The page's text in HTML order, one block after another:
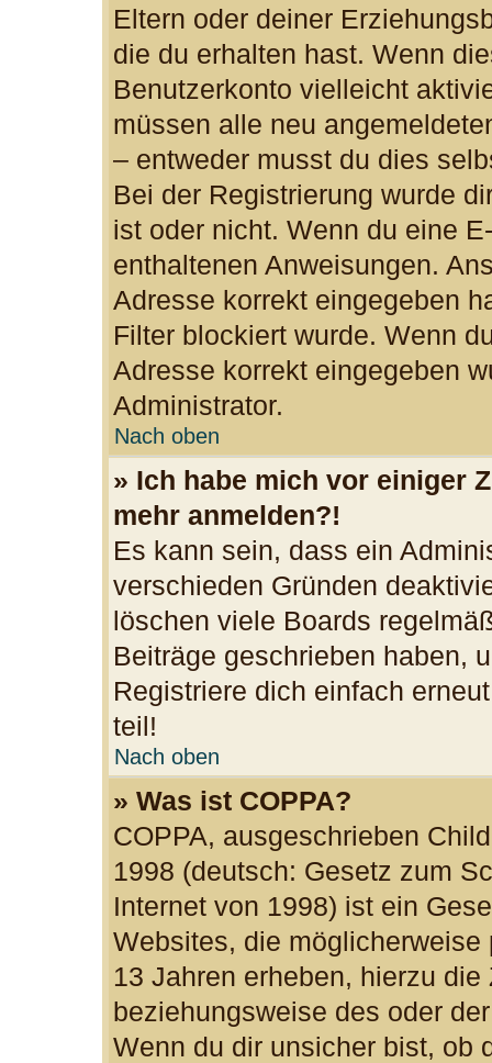
Eltern oder deiner
die du erhalten hast. Wenn
Benutzerkonto vielleicht
müssen alle neu
– entweder musst du dies
Bei der Registrierung wurde
ist oder nicht. Wenn du eine
enthaltenen Anweisungen.
Adresse korrekt eingegeben
Filter blockiert wurde. Wenn
Adresse korrekt eingegeben
Administrator.
Nach oben
» Ich habe mich vor einiger
mehr anmelden?!
Es kann sein, dass ein
verschieden Gründen
löschen viele Boards
Beiträge geschrieben haben,
Registriere dich einfach
teil!
Nach oben
» Was ist COPPA?
COPPA, ausgeschrieben
1998 (deutsch: Gesetz zum
Internet von 1998) ist ein
Websites, die
13 Jahren erheben, hierzu
beziehungsweise des oder
Wenn du dir unsicher bist, ob